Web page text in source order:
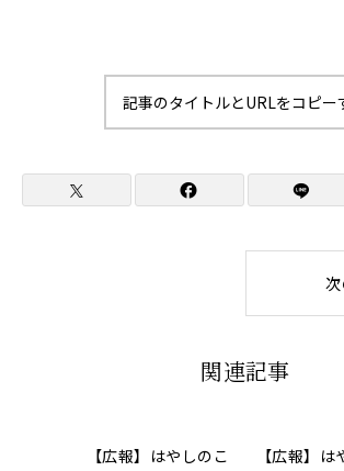
記事のタイトルとURLをコピー
関連記事
【広報】はやしのこ
【広報】は